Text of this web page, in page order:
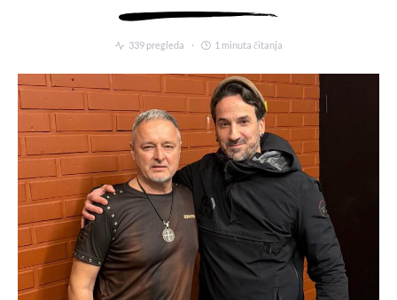
339 pregleda 1 minuta čitanja